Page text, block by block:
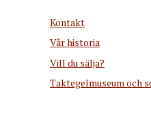
Kontakt
Vår historia
Vill du sälja?
Taktegelmuseum och